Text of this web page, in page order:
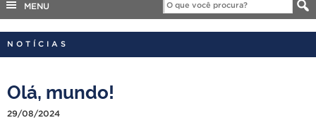
Legislação
COBALTO
CONCURSOS
INTERNACIONAL
OUVIDORIA
MENU
NOTÍCIAS
Olá, mundo!
29/08/2024